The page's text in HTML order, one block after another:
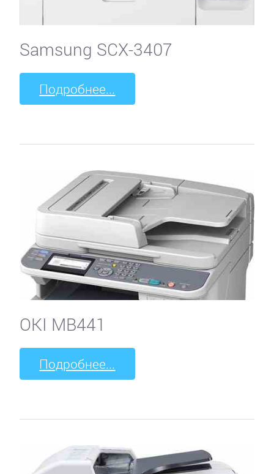
Samsung SCX-3407
Подробнее...
OKI MB441
Подробнее...